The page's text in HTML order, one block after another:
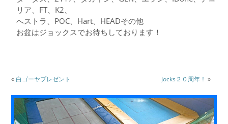
リア、FT、K2、
へストラ、POC、Hart、HEADその他
お盆はジョックスでお待ちしております！
« 白ゴーヤプレゼント Jocks２０周年！ »